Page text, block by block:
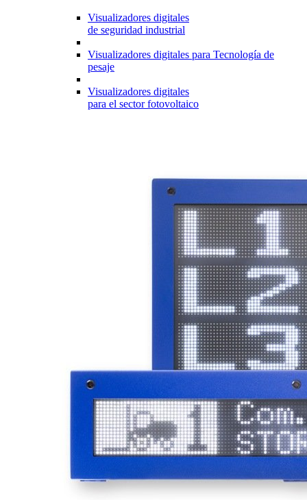
Visualizadores digitales
de seguridad industrial
Visualizadores digitales para Tecnología de
pesaje
Visualizadores digitales
para el sector fotovoltaico